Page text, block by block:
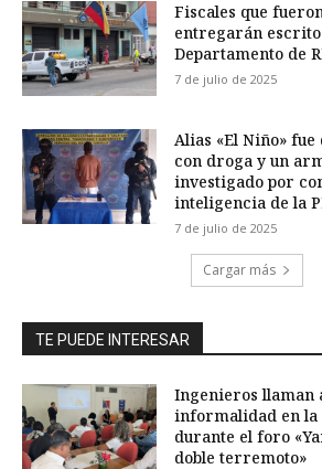
Fiscales que
entregarán
Departamento de
7 de julio de 2025
Alias «El Niño»
con droga y un
investigado por
inteligencia de la
7 de julio de 2025
Cargar más
TE PUEDE INTERESAR
Ingenieros
informalidad en
durante el foro
doble terremoto»